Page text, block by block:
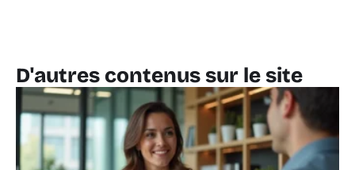
D'autres contenus sur le site